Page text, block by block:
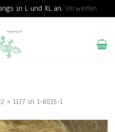
in L und XL an. Verwerfen
× 1177 in 1-6015-1